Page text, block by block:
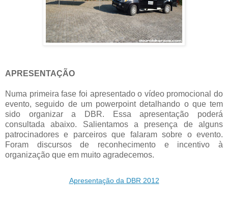
APRESENTAÇÃO
Numa primeira fase foi apresentado o vídeo promocional do
evento, seguido de um powerpoint detalhando o que tem
sido organizar a DBR. Essa apresentação poderá
consultada abaixo. Salientamos a presença de alguns
patrocinadores e parceiros que falaram sobre o evento.
Foram discursos de reconhecimento e incentivo à
organização que em muito agradecemos.
Apresentação da DBR 2012